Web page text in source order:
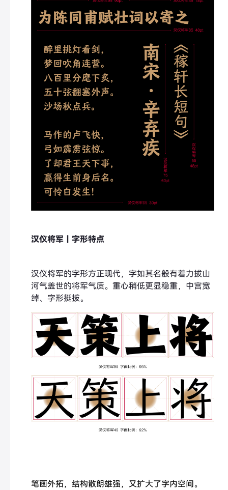
汉仪将军｜字形特点
汉仪将军的字形方正现代，字如其名般有着力拔山
河气盖世的将军气质。重心稍低更显稳重，中宫宽
绰、字形挺拔。
笔画外拓，结构散朗雄强，又扩大了字内空间。